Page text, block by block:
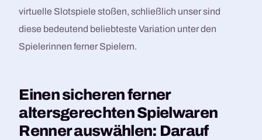
virtuelle Slotspiele stoßen, schließlich unser sind
diese bedeutend beliebteste Variation unter den
Spielerinnen ferner Spielern.
Einen sicheren ferner
altersgerechten Spielwaren
Renner auswählen: Darauf